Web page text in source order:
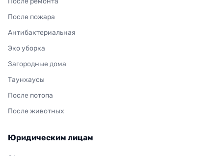
После пожара
Антибактериальная
Эко уборка
Загородные дома
Таунхаусы
После потопа
После животных
Юридическим лицам